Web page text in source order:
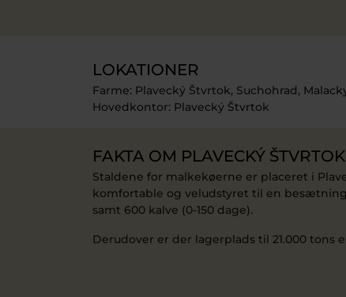
LOKATIONER
Farme: Plavecký Štvrtok, Suchohrad,
Hovedkontor: Plavecký Štvrtok
FAKTA OM PLAVECKÝ ŠTVRTOK
Staldene for malkekøerne er placeret i
komfortable og veludstyret til en besætning
samt 600 kalve (0-150 dage).
Derudover er der lagerplads til 21.000 tons